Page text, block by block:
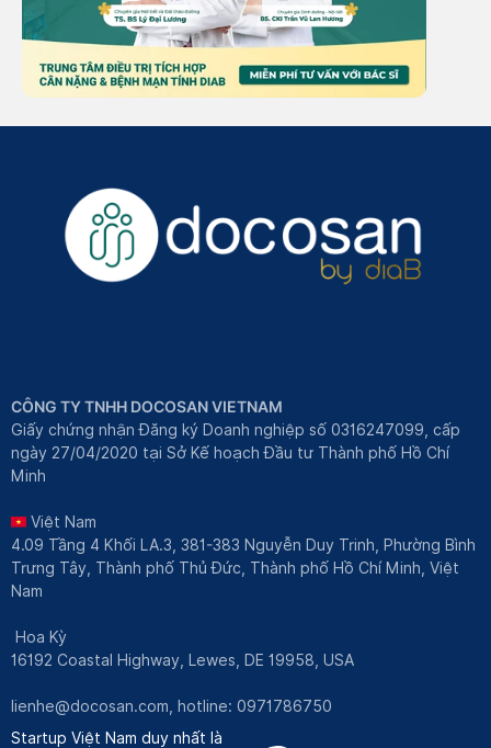
CÔNG TY TNHH DOCOSAN VIETNAM
Giấy chứng nhận Đăng ký Doanh nghiệp số 0316247099, cấp
ngày 27/04/2020 tại Sở Kế hoạch Đầu tư Thành phố Hồ Chí
Minh
Việt Nam
4.09 Tầng 4 Khối LA.3, 381-383 Nguyễn Duy Trinh, Phường Bình
Trưng Tây, Thành phố Thủ Đức, Thành phố Hồ Chí Minh, Việt
Nam
Hoa Kỳ
16192 Coastal Highway, Lewes, DE 19958, USA
lienhe@docosan.com , hotline: 0971786750
Startup Việt Nam duy nhất là